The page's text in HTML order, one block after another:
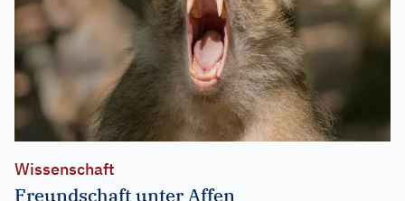
Wissenschaft
Freundschaft unter Affen